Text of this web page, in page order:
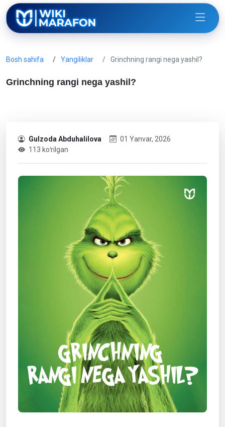
Bosh sahifa Yangiliklar Grinchning rangi nega yashil?
Grinchning rangi nega yashil?
Gulzoda Abduhalilova
01 Yanvar, 2026
113 koʻrilgan